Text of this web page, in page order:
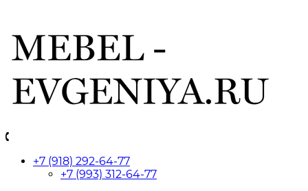
+7 (918) 292-64-77
+7 (993) 312-64-77